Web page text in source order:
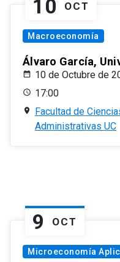
10 OCT
Macroeconomía
Álvaro García,
10 de Octubre de
17:00
Facultad de
Administrativas UC
9 OCT
Microeconomía